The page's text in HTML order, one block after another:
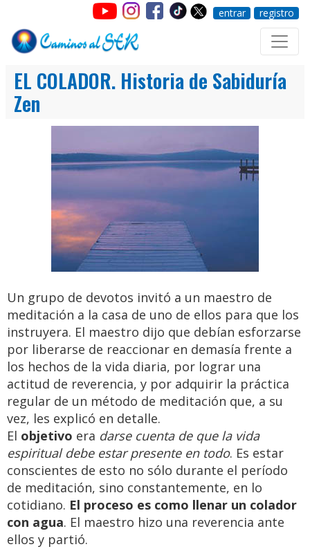
entrar registro
EL COLADOR. Historia de Sabiduría
Zen
Un grupo de devotos invitó a un maestro de
meditación a la casa de uno de ellos para que los
instruyera. El maestro dijo que debían esforzarse
por liberarse de reaccionar en demasía frente a
los hechos de la vida diaria, por lograr una
actitud de reverencia, y por adquirir la práctica
regular de un método de meditación que, a su
vez, les explicó en detalle.
El objetivo era darse cuenta de que la vida
espiritual debe estar presente en todo. Es estar
conscientes de esto no sólo durante el período
de meditación, sino constantemente, en lo
cotidiano. El proceso es como llenar un colador
con agua. El maestro hizo una reverencia ante
ellos y partió.